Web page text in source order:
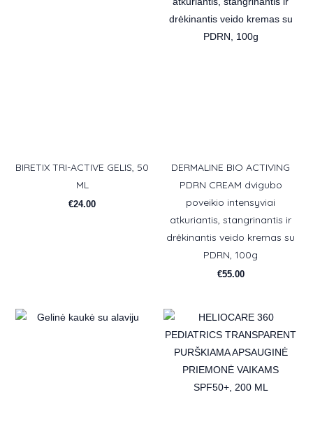
BIRETIX TRI-ACTIVE GELIS, 50
ML
€24.00
DERMALINE BIO ACTIVING
PDRN CREAM dvigubo
poveikio intensyviai
atkuriantis, stangrinantis ir
drėkinantis veido kremas su
PDRN, 100g
€55.00